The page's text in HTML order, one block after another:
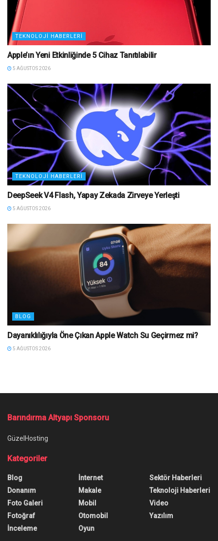
TEKNOLOJI HABERLERI
Apple’ın Yeni Etkinliğinde 5 Cihaz Tanıtılabilir
5 AĞUSTOS 2026
TEKNOLOJI HABERLERI
DeepSeek V4 Flash, Yapay Zekada Zirveye Yerleşti
5 AĞUSTOS 2026
BLOG
Dayanıklılığıyla Öne Çıkan Apple Watch Su Geçirmez mi?
5 AĞUSTOS 2026
Amnesia: Rebirth korku
serisinin çıkış tarihi belli oldu
Yazar: Onur Erdem